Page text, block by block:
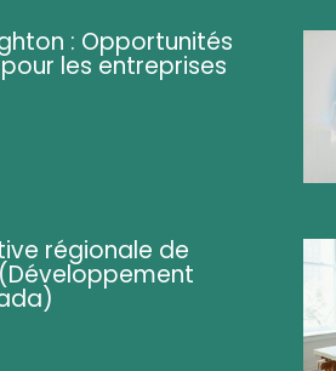
: Opportunités
les entreprises
régionale de